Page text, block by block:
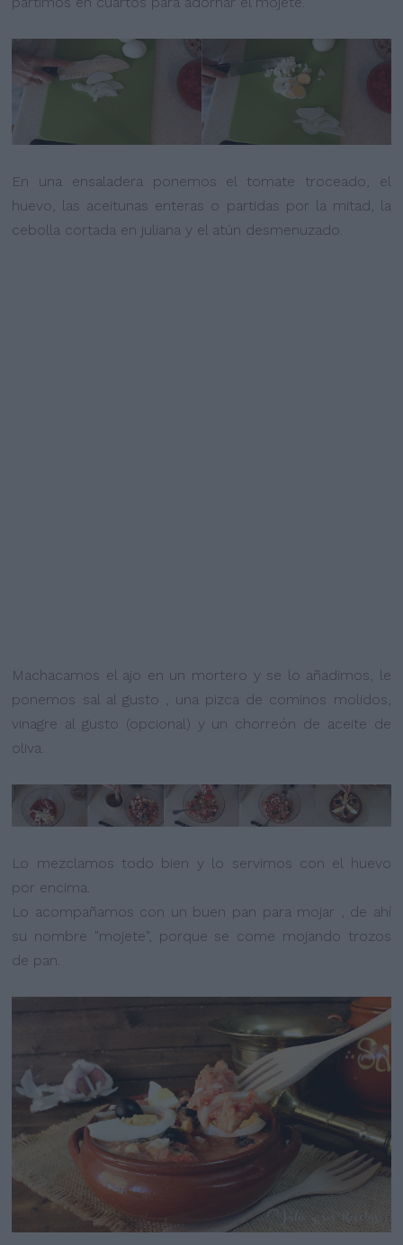
En una ensaladera ponemos el tomate troceado, el
huevo, las aceitunas enteras o partidas por la mitad, la
cebolla cortada en juliana y el atún desmenuzado.
Machacamos el ajo en un mortero y se lo añadimos, le
ponemos sal al gusto , una pizca de cominos molidos,
vinagre al gusto (opcional) y un chorreón de aceite de
oliva.
Lo mezclamos todo bien y lo servimos con el huevo
por encima.
Lo acompañamos con un buen pan para mojar , de ahí
su nombre "mojete", porque se come mojando trozos
de pan.